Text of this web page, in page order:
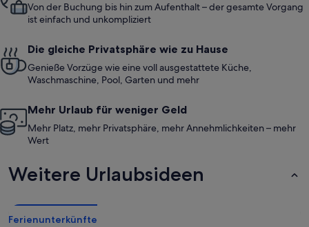
Von der Buchung bis hin zum Aufenthalt – der gesamte Vorgang
ist einfach und unkompliziert
Die gleiche Privatsphäre wie zu Hause
Genieße Vorzüge wie eine voll ausgestattete Küche,
Waschmaschine, Pool, Garten und mehr
Mehr Urlaub für weniger Geld
Mehr Platz, mehr Privatsphäre, mehr Annehmlichkeiten – mehr
Wert
Weitere Urlaubsideen
Ferienunterkünfte